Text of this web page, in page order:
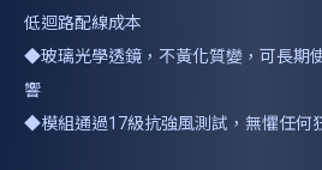
低迴路配線成本
◆玻璃光學透鏡，不黃化質變，可長期
響
◆模組通過17級抗強風測試，無懼任何